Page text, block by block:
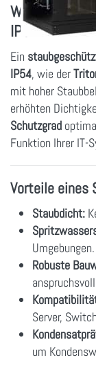
Warum ein
IP54?
Ein
IP54, wie der
mit hoher
erhöhten
Schutzgrad
Funktion Ihrer IT-
Vorteile eines
Staubdicht:
Umgebungen.
Robuste
Server,
um